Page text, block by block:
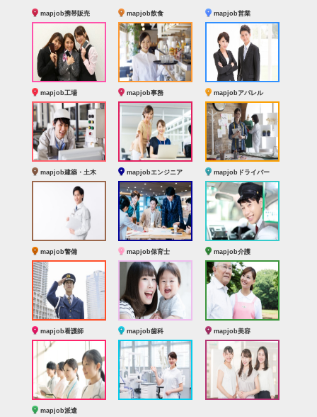
mapjob携帯販売 mapjob飲食 mapjob営業
mapjob工場 mapjob事務 mapjobアパレル
mapjob建築・土木 mapjobエンジニア mapjobドライバー
mapjob警備 mapjob保育士 mapjob介護
mapjob看護師 mapjob歯科 mapjob美容
mapjob派遣